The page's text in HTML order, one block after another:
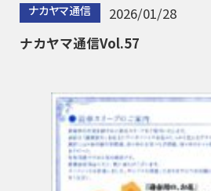
ナカヤマ通信
2026/01/28
ナカヤマ通信Vol.57